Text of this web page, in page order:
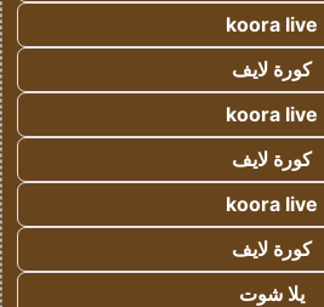
koora live
كورة لايف
koora live
كورة لايف
koora live
كورة لايف
يلا شوت